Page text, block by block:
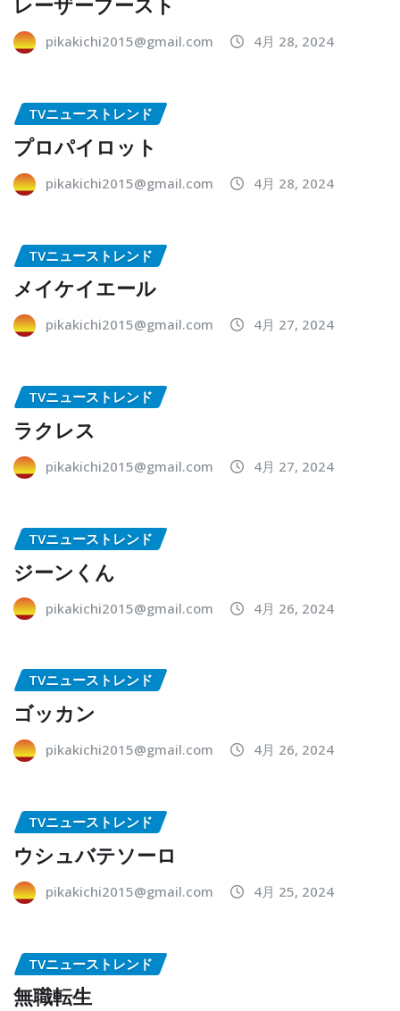
pikakichi2015@gmail.com 4月 28, 2024
TVニューストレンド
プロパイロット
pikakichi2015@gmail.com 4月 28, 2024
TVニューストレンド
メイケイエール
pikakichi2015@gmail.com 4月 27, 2024
TVニューストレンド
ラクレス
pikakichi2015@gmail.com 4月 27, 2024
TVニューストレンド
ジーンくん
pikakichi2015@gmail.com 4月 26, 2024
TVニューストレンド
ゴッカン
pikakichi2015@gmail.com 4月 26, 2024
TVニューストレンド
ウシュバテソーロ
pikakichi2015@gmail.com 4月 25, 2024
TVニューストレンド
無職転生